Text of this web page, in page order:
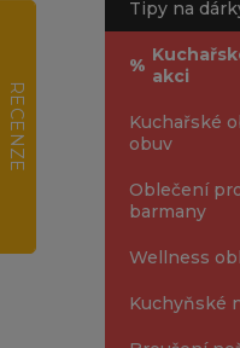
Tipy na
% akci
Kuchařské
obuv
Oblečení
barmany
Wellness
Kuchyňské
RECENZE